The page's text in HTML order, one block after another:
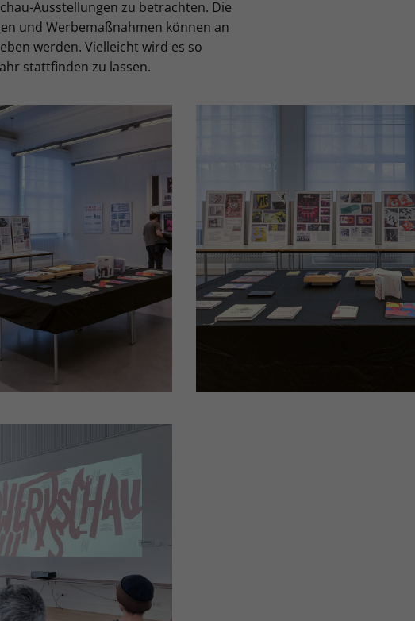
Ausstellungen zu betrachten. Die
und Werbemaßnahmen können an
werden. Vielleicht wird es so
stattfinden zu lassen.